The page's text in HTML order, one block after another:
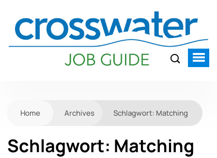
Home Archives Schlagwort: Matching
Schlagwort: Matching